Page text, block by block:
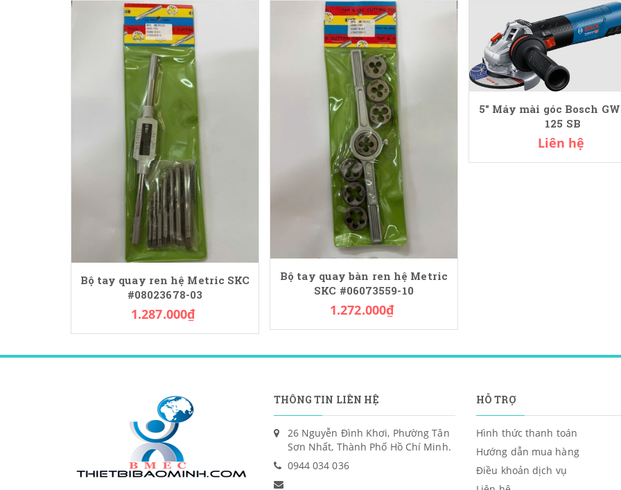
Bộ tay quay ren hệ Metric SKC
#08023678-03
1.287.000₫
Bộ tay quay bàn ren hệ Metric
SKC #06073559-10
1.272.000₫
5" Máy mài góc Bosch
125 SB
Liên hệ
THÔNG TIN LIÊN HỆ
26 Nguyễn Đình Khơi, Phường Tân
Sơn Nhất, Thành Phố Hồ Chí Minh.
0944 034 036
HỖ TRỢ
Hình thức thanh toán
Hướng dẫn mua hàng
Điều khoản dịch vụ